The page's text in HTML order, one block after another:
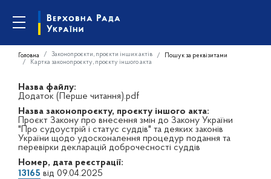
Головна Законопроєкти, проєкти інших актів
Пошук за реквізитами
Картка законопроєкту, проєкту іншого акта
Назва файлу:
Додаток (Перше читання).pdf
Назва законопроєкту, проєкту іншого акта:
Проєкт Закону про внесення змін до Закону України
"Про судоустрій і статус суддів" та деяких законів
України щодо удосконалення процедур подання та
перевірки декларацій доброчесності суддів
Номер, дата реєстрації:
13165 від 09.04.2025